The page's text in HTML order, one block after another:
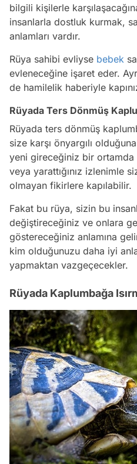
bilgili kişilerle
insanlarla dostluk kurmak,
anlamları vardır.
Rüya sahibi evliyse bebek
evleneceğine işaret eder.
de hamilelik haberiyle
Rüyada Ters Dönmüş
Rüyada ters dönmüş
size karşı önyargılı
yeni gireceğiniz bir ortamda
veya yarattığınız izlenimle
olmayan fikirlere kapılabilir.
Fakat bu rüya, sizin bu
değiştireceğiniz ve onlara
göstereceğiniz anlamına
kim olduğunuzu daha iyi
yapmaktan vazgeçecekler.
Rüyada Kaplumbağa